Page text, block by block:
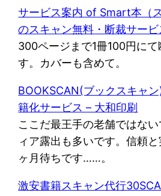
サービス案内 of Smart本（
のスキャン無料・断裁サー
300ページまで1冊100円にて
す。カバーも含めて。
BOOKSCAN(ブックスキャ
籍化サービス – 大和印刷
ここだ最王手の老舗ではな
ィア露出も多いです。信頼
ヶ月待ちです……。
激安書籍スキャン代行